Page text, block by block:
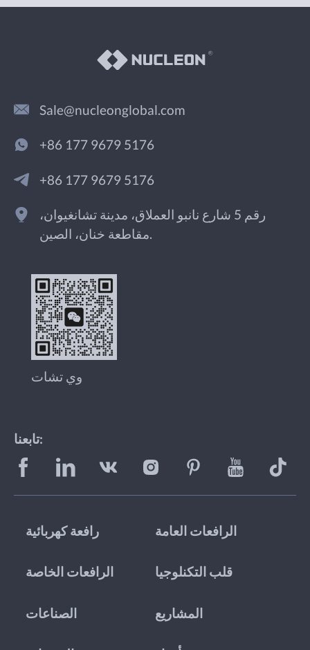
Sale@nucleonglobal.com
+86 177 9679 5176
+86 177 9679 5176
رقم 5 شارع نانبو العملاق، مدينة تشانغيوان،
مقاطعة خنان، الصين.
وي تشات
تابعنا:
رافعة كهربائية الرافعات العامة
الرافعات الخاصة قلب التكنلوجيا
الصناعات المشاريع